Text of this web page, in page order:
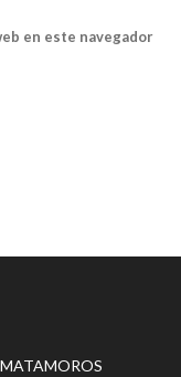
en este navegador